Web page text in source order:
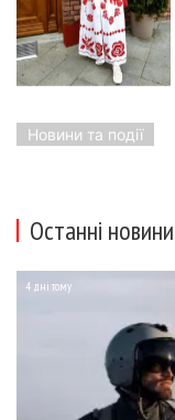
Новини та події
Останні новини
4 дні тому